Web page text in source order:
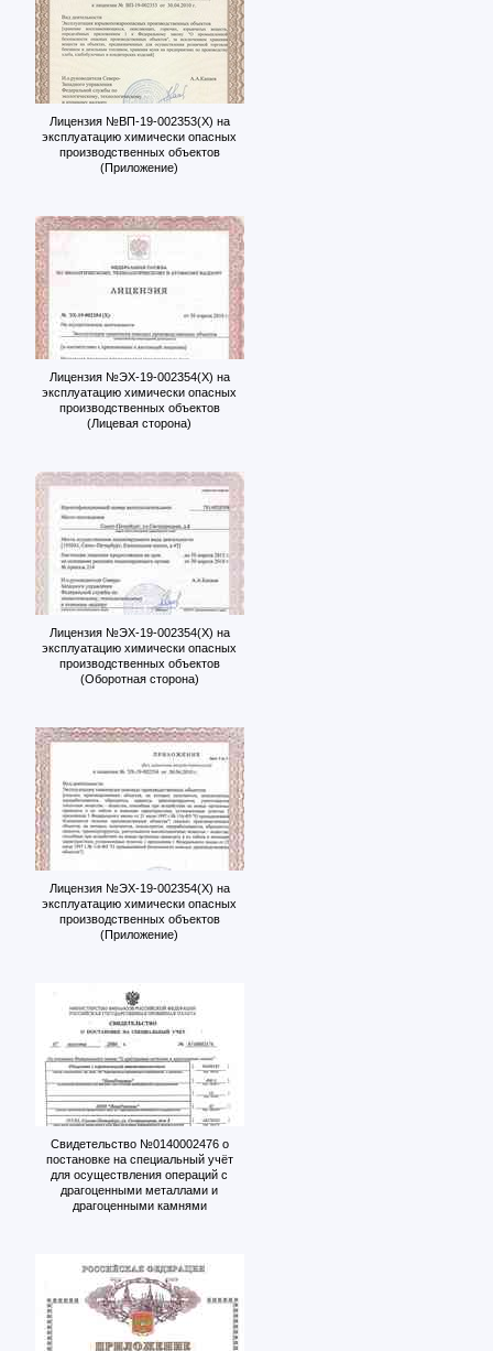
Лицензия №ВП-19-002353(Х) на
эксплуатацию химически опасных
производственных объектов
(Приложение)
Лицензия №ЭХ-19-002354(Х) на
эксплуатацию химически опасных
производственных объектов
(Лицевая сторона)
Лицензия №ЭХ-19-002354(Х) на
эксплуатацию химически опасных
производственных объектов
(Оборотная сторона)
Лицензия №ЭХ-19-002354(Х) на
эксплуатацию химически опасных
производственных объектов
(Приложение)
Свидетельство №0140002476 о
постановке на специальный учёт
для осуществления операций с
драгоценными металлами и
драгоценными камнями